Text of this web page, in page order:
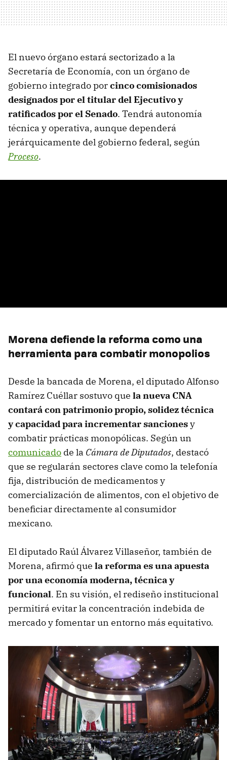
El nuevo órgano estará sectorizado a la
Secretaría de Economía, con un órgano de
gobierno integrado porcinco comisionados
designados por el titular del Ejecutivo y
ratificados por el Senado. Tendrá autonomía
técnica y operativa, aunque dependerá
jerárquicamente del gobierno federal, según
Proceso.
Morena defiende la reforma como una
herramienta para combatir monopolios
Desde la bancada de Morena, el diputado Alfonso
Ramírez Cuéllar sostuvo que la nueva CNA
contará con patrimonio propio, solidez técnica
y capacidad para incrementar sancionesy
combatir prácticas monopólicas. Según un
comunicado de la Cámara de Diputados, destacó
que se regularán sectores clave como la telefonía
fija, distribución de medicamentos y
comercialización de alimentos, con el objetivo de
beneficiar directamente al consumidor
mexicano.
El diputado Raúl Álvarez Villaseñor, también de
Morena, afirmó que la reforma es una apuesta
por una economía moderna, técnica y
funcional. En su visión, el rediseño institucional
permitirá evitar la concentración indebida de
mercado y fomentar un entorno más equitativo.